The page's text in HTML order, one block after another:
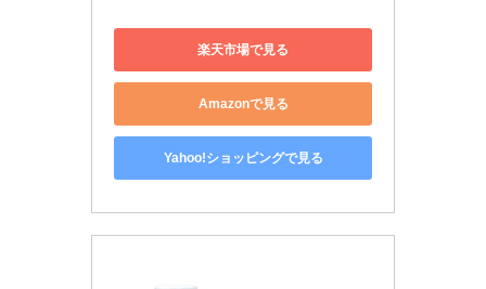
楽天市場で見る
Amazonで見る
Yahoo!ショッピングで見る